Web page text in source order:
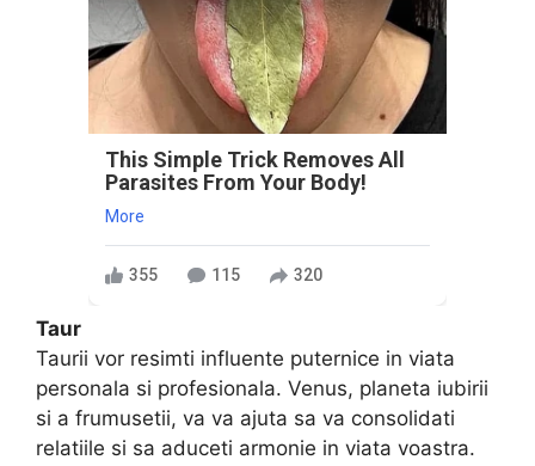
This Simple Trick Removes All
Parasites From Your Body!
More
355 115 320
Taur
Taurii vor resimti influente puternice in viata
personala si profesionala. Venus, planeta iubirii
si a frumusetii, va va ajuta sa va consolidati
relatiile si sa aduceti armonie in viata voastra.